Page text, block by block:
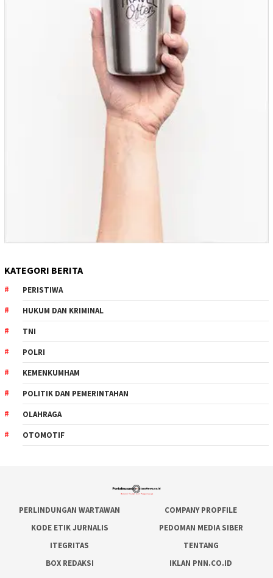
KATEGORI BERITA
PERISTIWA
HUKUM DAN KRIMINAL
TNI
POLRI
KEMENKUMHAM
POLITIK DAN PEMERINTAHAN
OLAHRAGA
OTOMOTIF
PERLINDUNGAN WARTAWAN
COMPANY PROPFILE
KODE ETIK JURNALIS
PEDOMAN MEDIA SIBER
ITEGRITAS
TENTANG
BOX REDAKSI
IKLAN PNN.CO.ID